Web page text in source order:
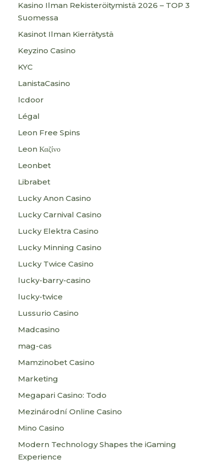
Kasino Ilman Rekisteröitymistä 2026 – TOP 3
Suomessa
Kasinot Ilman Kierrätystä
Keyzino Casino
KYC
LanistaCasino
lcdoor
Légal
Leon Free Spins
Leon Καζίνο
Leonbet
Librabet
Lucky Anon Casino
Lucky Carnival Casino
Lucky Elektra Casino
Lucky Minning Casino
Lucky Twice Casino
lucky-barry-casino
lucky-twice
Lussurio Casino
Madcasino
mag-cas
Mamzinobet Casino
Marketing
Megapari Casino: Todo
Mezinárodní Online Casino
Mino Casino
Modern Technology Shapes the iGaming
Experience